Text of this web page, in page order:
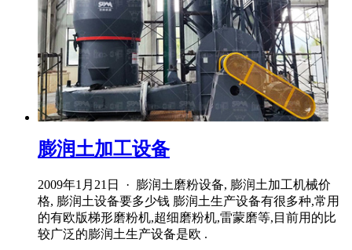
膨润土加工设备
2009年1月21日 · 膨润土磨粉设备, 膨润土加工机械价
格, 膨润土设备要多少钱 膨润土生产设备有很多种,常用
的有欧版梯形磨粉机,超细磨粉机,雷蒙磨等,目前用的比
较广泛的膨润土生产设备是欧 .